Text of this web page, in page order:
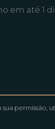
permissão,
em até 1